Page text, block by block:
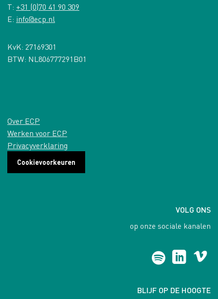
T: +31 (0)70 41 90 309
E: info@ecp.nl
KvK: 27169301
BTW: NL806777291B01
Over ECP
Werken voor ECP
Privacyverklaring
Cookievoorkeuren
VOLG ONS
op onze sociale kanalen
BLIJF OP DE HOOGTE